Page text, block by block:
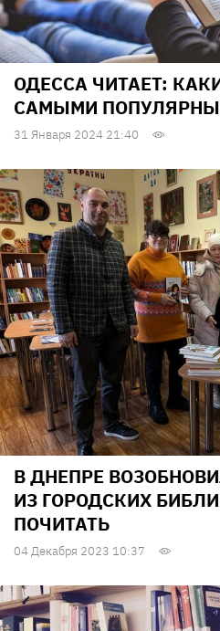
ОДЕССА ЧИТАЕТ:
САМЫМИ
31 Января 2024 21:40
В ДНЕПРЕ
ИЗ ГОРОДСКИХ
ПОЧИТАТЬ
04 Декабря 2023 10:37